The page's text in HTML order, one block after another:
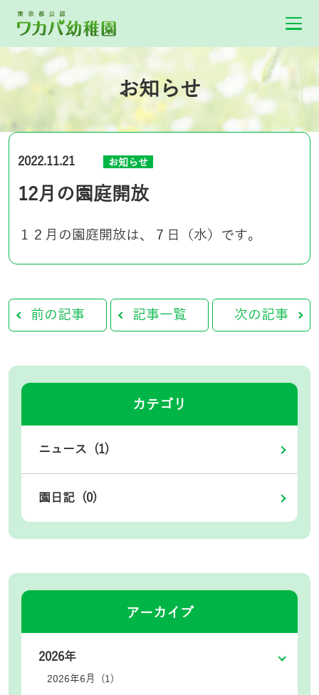
お知らせ
2022.11.21 お知らせ
12月の園庭開放
１２月の園庭開放は、７日（水）です。
前の記事 記事一覧 次の記事
カテゴリ
ニュース (1)
園日記 (0)
アーカイブ
2026年
2026年6月 (1)